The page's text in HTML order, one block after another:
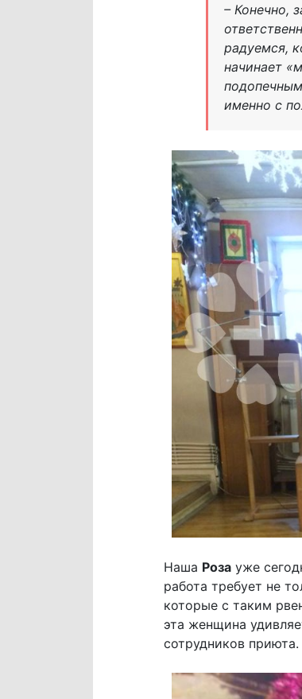
– Конечно,
радуемся,
начинает
именно с
Наша Розауже
работа требует не
которые с таким
эта женщина
сотрудников приюта.